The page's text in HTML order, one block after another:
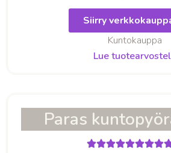
Siirry
Kuntokauppa
Lue
Paras